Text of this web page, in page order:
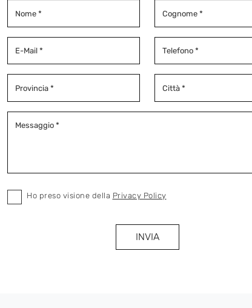
Ho preso visione della Privacy Policy
INVIA